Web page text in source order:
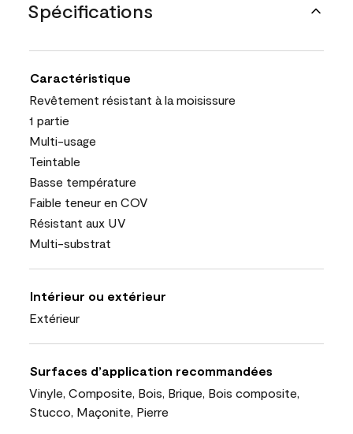
Spécifications
Caractéristique
Revêtement résistant à la moisissure
1 partie
Multi-usage
Teintable
Basse température
Faible teneur en COV
Résistant aux UV
Multi-substrat
Intérieur ou extérieur
Extérieur
Surfaces d’application recommandées
Vinyle, Composite, Bois, Brique, Bois composite,
Stucco, Maçonite, Pierre